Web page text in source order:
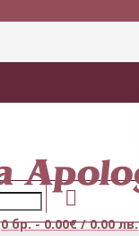
0 бр. - 0.00€ / 0.00 лв.